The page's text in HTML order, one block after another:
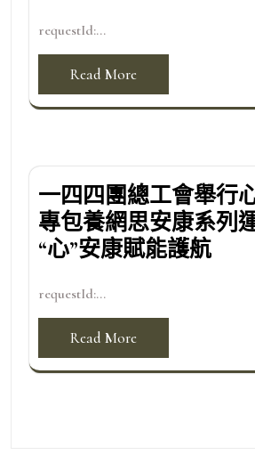
requestId:...
Read More
一四四團總工會舉行
專包養網思安康系列
“心”安康賦能護航
requestId:...
Read More